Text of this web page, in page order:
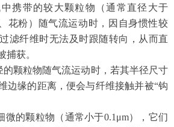
携带的较大颗粒物（通常直径大于
花粉）随气流运动时，因自身惯性较
滤纤维时无法及时跟随转向，从而直
捕获。
的颗粒物随气流运动时，若其半径尺寸
边缘的距离，便会与纤维接触并被“钩
微的颗粒物（通常小于0.1μm），它们